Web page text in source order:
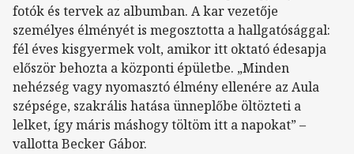
fotók és tervek az albumban. A kar vezetője
személyes élményét is megosztotta a hallgatósággal:
fél éves kisgyermek volt, amikor itt oktató édesapja
először behozta a központi épületbe. „Minden
nehézség vagy nyomasztó élmény ellenére az Aula
szépsége, szakrális hatása ünneplőbe öltözteti a
lelket, így máris máshogy töltöm itt a napokat” –
vallotta Becker Gábor.